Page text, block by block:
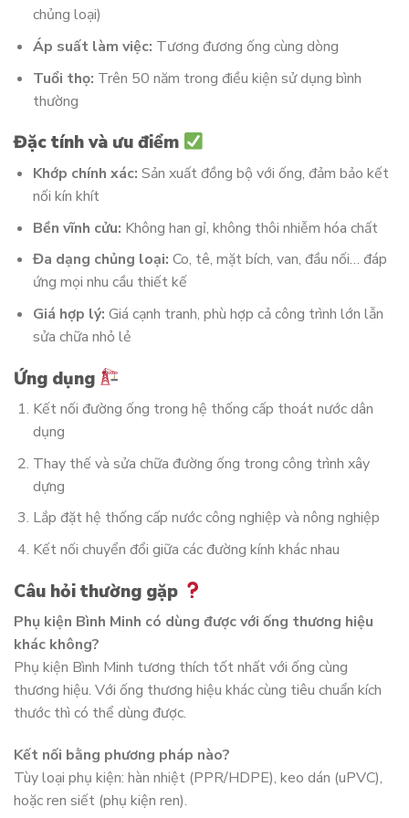
chủng loại)
Áp suất làm việc: Tương đương ống cùng dòng
Tuổi thọ: Trên 50 năm trong điều kiện sử dụng bình
thường
Đặc tính và ưu điểm
Khớp chính xác: Sản xuất đồng bộ với ống, đảm bảo kết
nối kín khít
Bền vĩnh cửu: Không han gỉ, không thôi nhiễm hóa chất
Đa dạng chủng loại: Co, tê, mặt bích, van, đầu nối… đáp
ứng mọi nhu cầu thiết kế
Giá hợp lý: Giá cạnh tranh, phù hợp cả công trình lớn lẫn
sửa chữa nhỏ lẻ
Ứng dụng
Kết nối đường ống trong hệ thống cấp thoát nước dân
dụng
Thay thế và sửa chữa đường ống trong công trình xây
dựng
Lắp đặt hệ thống cấp nước công nghiệp và nông nghiệp
Kết nối chuyển đổi giữa các đường kính khác nhau
Câu hỏi thường gặp
Phụ kiện Bình Minh có dùng được với ống thương hiệu
khác không?
Phụ kiện Bình Minh tương thích tốt nhất với ống cùng
thương hiệu. Với ống thương hiệu khác cùng tiêu chuẩn kích
thước thì có thể dùng được.
Kết nối bằng phương pháp nào?
Tùy loại phụ kiện: hàn nhiệt (PPR/HDPE), keo dán (uPVC),
hoặc ren siết (phụ kiện ren).